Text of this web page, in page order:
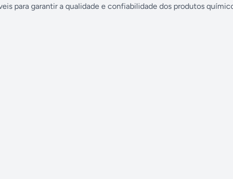
para garantir a qualidade e confiabilidade dos produtos